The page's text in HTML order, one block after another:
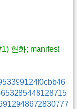
현화; manifest